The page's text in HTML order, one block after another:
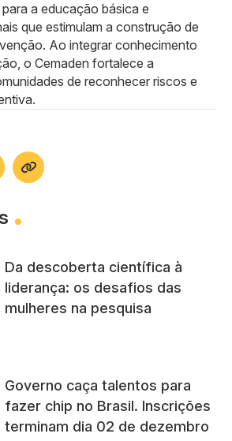
a educação básica e
que estimulam a construção de
Ao integrar conhecimento
o Cemaden fortalece a
de reconhecer riscos e
Da descoberta científica à
liderança: os desafios das
mulheres na pesquisa
Governo caça talentos para
fazer chip no Brasil. Inscrições
terminam dia 02 de dezembro